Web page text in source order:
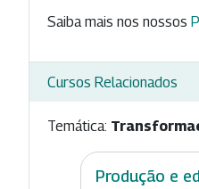
Saiba mais nos nossos
Cursos Relacionados
Temática:
Produção e